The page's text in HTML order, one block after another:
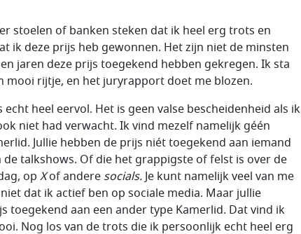
stoelen of banken steken dat ik heel erg trots en
ik deze prijs heb gewonnen. Het zijn niet de minsten
jaren deze prijs toegekend hebben gekregen. Ik sta
mooi rijtje, en het juryrapport doet me blozen.
heel eervol. Het is geen valse bescheidenheid als ik
niet had verwacht. Ik vind mezelf namelijk géén
Jullie hebben de prijs niét toegekend aan iemand
talkshows. Of die het grappigste of felst is over de
op Xof andere socials.Je kunt namelijk veel van me
dat ik actief ben op sociale media. Maar jullie
toegekend aan een ander type Kamerlid. Dat vind ik
Nog los van de trots die ik persoonlijk echt heel erg